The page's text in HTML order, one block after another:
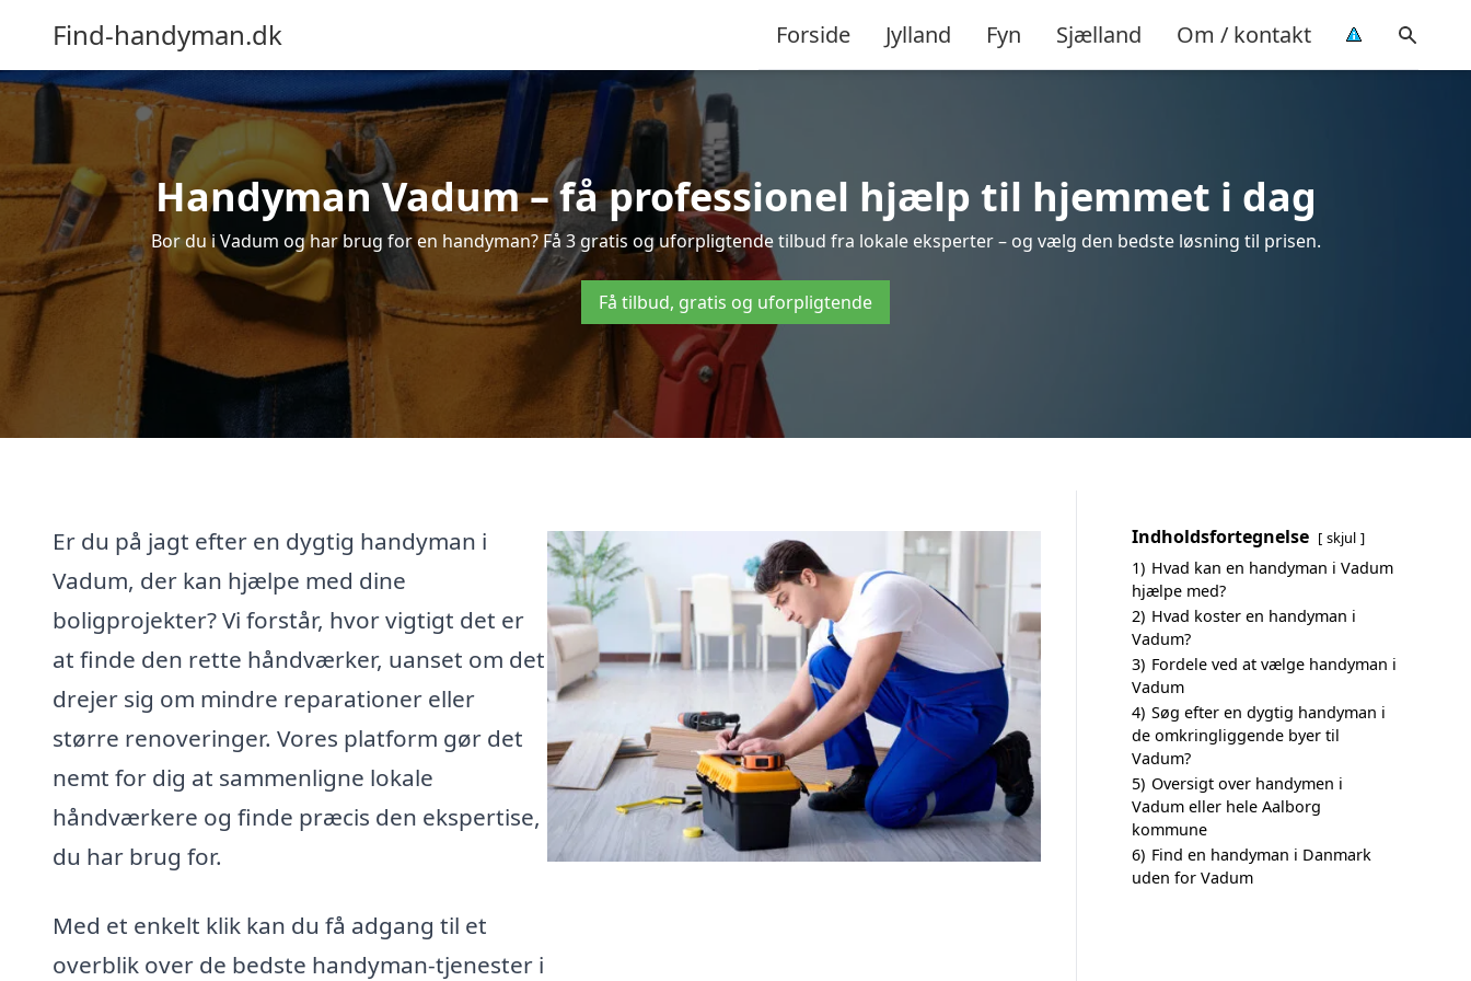
Find-handyman.dk Forside Jylland Fyn Sjælland Om / kontakt
Handyman Vadum – få professionel hjælp til hjemmet i dag
Bor du i Vadum og har brug for en handyman? Få 3 gratis og uforpligtende tilbud fra lokale eksperter – og vælg den bedste løsning til prisen.
Få tilbud, gratis og uforpligtende
Er du på jagt efter en dygtig handyman i
Vadum, der kan hjælpe med dine
boligprojekter? Vi forstår, hvor vigtigt det er
at finde den rette håndværker, uanset om det
drejer sig om mindre reparationer eller
større renoveringer. Vores platform gør det
nemt for dig at sammenligne lokale
håndværkere og finde præcis den ekspertise,
du har brug for.
Med et enkelt klik kan du få adgang til et
overblik over de bedste handyman-tjenester i
Indholdsfortegnelse skjul
1) Hvad kan en handyman i Vadum
hjælpe med?
2) Hvad koster en handyman i
Vadum?
3) Fordele ved at vælge handyman i
Vadum
4) Søg efter en dygtig handyman i
de omkringliggende byer til
Vadum?
5) Oversigt over handymen i
Vadum eller hele Aalborg
kommune
6) Find en handyman i Danmark
uden for Vadum